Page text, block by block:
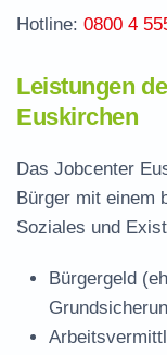
Hotline: 0800 4
Leistungen
Euskirchen
Das Jobcenter
Bürger mit einem
Soziales und
Bürgergeld